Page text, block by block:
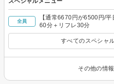
全員
【通常6670円が6500円/
60分＋リフレ30分
すべてのスペシャ
その他の情